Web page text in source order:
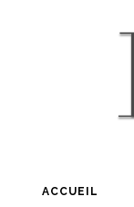
ACCUEIL